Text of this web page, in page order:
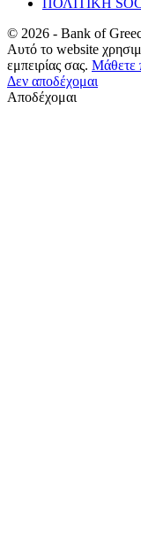
© 2026 - Bank of
Αυτό το website
εμπειρίας σας. Μάθετε
Δεν αποδέχομαι
Αποδέχομαι